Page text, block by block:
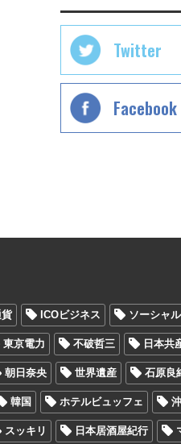
Twitter
Facebook
ICOビジネス ソーシャ
東京電力 不破哲三 日本共
朝日奈央 世界遺産 石原良
韓国 ホテルビュッフェ
スッキリ 日本居酒屋紀行